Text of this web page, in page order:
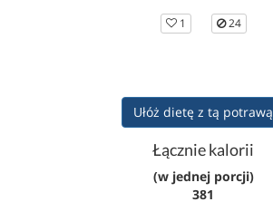
1 24
Ułóż dietę z tą potrawą
Łącznie kalorii
(w jednej porcji)
381